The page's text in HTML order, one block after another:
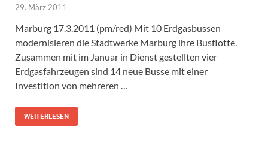
29. März 2011
Marburg 17.3.2011 (pm/red) Mit 10 Erdgasbussen
modernisieren die Stadtwerke Marburg ihre Busflotte.
Zusammen mit im Januar in Dienst gestellten vier
Erdgasfahrzeugen sind 14 neue Busse mit einer
Investition von mehreren …
WEITERLESEN